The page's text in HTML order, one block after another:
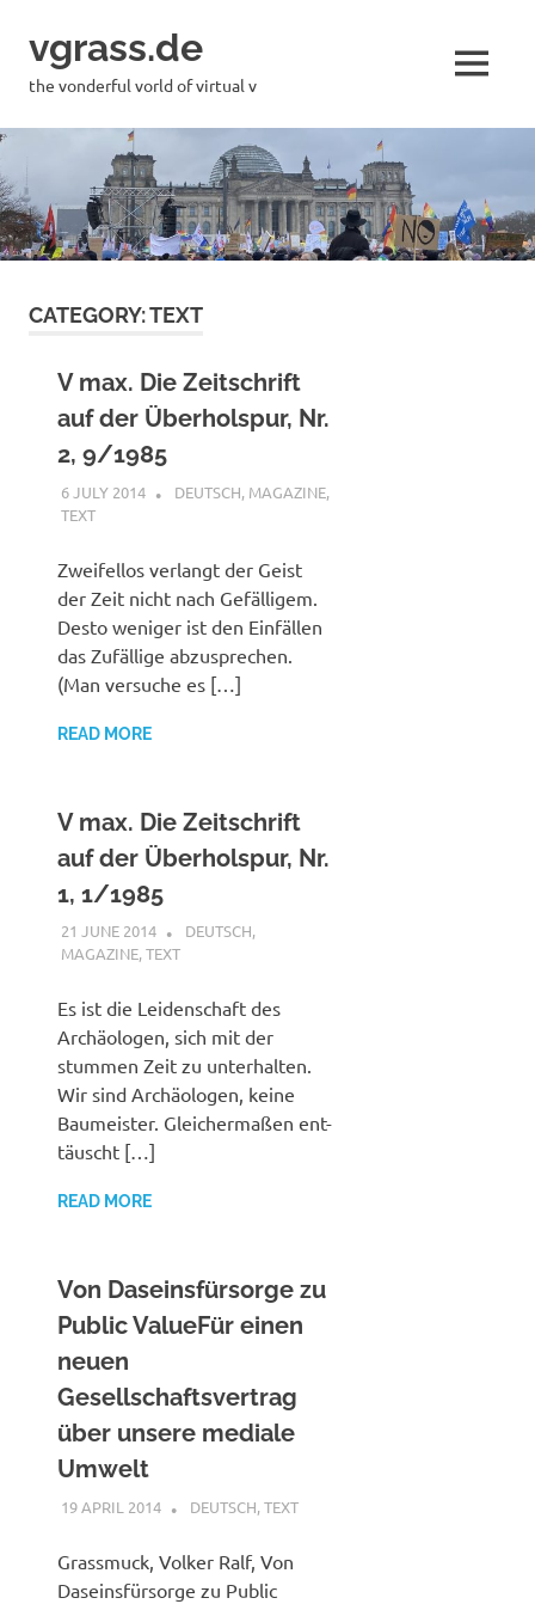
content
vgrass.de
the vonderful vorld of virtual v MENU
CATEGORY:TEXT
V max. Die Zeitschrift
auf der Überholspur, Nr.
2, 9/1985
6 JULY 2014 VGRASS
DEUTSCH, MAGAZINE,
TEXT
Zweifellos verlangt der Geist
der Zeit nicht nach Gefälligem.
Desto weniger ist den Einfällen
das Zufällige abzusprechen.
(Man versuche es […]
READ MORE
V max. Die Zeitschrift
auf der Überholspur, Nr.
1, 1/1985
21 JUNE 2014 VGRASS
DEUTSCH,
MAGAZINE,TEXT
Es ist die Leidenschaft des
Archäologen, sich mit der
stummen Zeit zu unterhalten.
Wir sind Archäologen, keine
Baumeister. Gleichermaßen ent-
täuscht […]
READ MORE
Von Daseinsfürsorge zu
Public ValueFür einen
neuen
Gesellschaftsvertrag
über unsere mediale
Umwelt
19 APRIL 2014 VGRASS
DEUTSCH,TEXT
Grassmuck, Volker Ralf, Von
Daseinsfürsorge zu Public